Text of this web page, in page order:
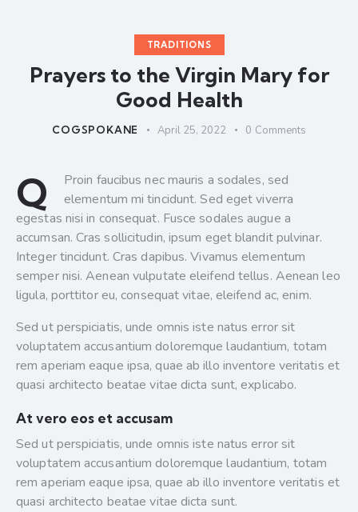
TRADITIONS
Prayers to the Virgin Mary for
Good Health
COGSPOKANE April 25, 2022 0 Comments
Q
Proin faucibus nec mauris a sodales, sed
elementum mi tincidunt. Sed eget viverra
egestas nisi in consequat. Fusce sodales augue a
accumsan. Cras sollicitudin, ipsum eget blandit pulvinar.
Integer tincidunt. Cras dapibus. Vivamus elementum
semper nisi. Aenean vulputate eleifend tellus. Aenean leo
ligula, porttitor eu, consequat vitae, eleifend ac, enim.
Sed ut perspiciatis, unde omnis iste natus error sit
voluptatem accusantium doloremque laudantium, totam
rem aperiam eaque ipsa, quae ab illo inventore veritatis et
quasi architecto beatae vitae dicta sunt, explicabo.
At vero eos et accusam
Sed ut perspiciatis, unde omnis iste natus error sit
voluptatem accusantium doloremque laudantium, totam
rem aperiam eaque ipsa, quae ab illo inventore veritatis et
quasi architecto beatae vitae dicta sunt.